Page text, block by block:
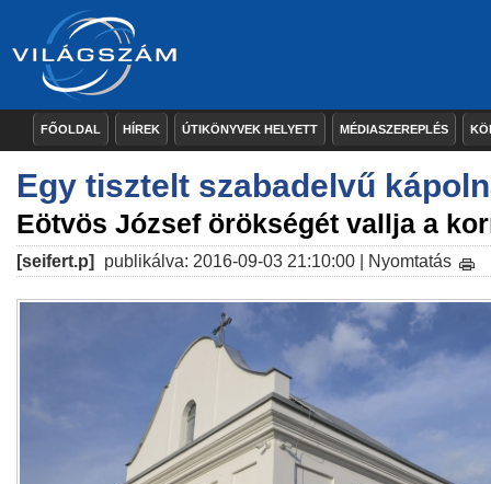
FŐOLDAL HÍREK ÚTIKÖNYVEK HELYETT MÉDIASZEREPLÉS
Egy tisztelt szabadelvű
Eötvös József örökségét vallja a
[seifert.p] publikálva: 2016-09-03 21:10:00 | Nyomtatás